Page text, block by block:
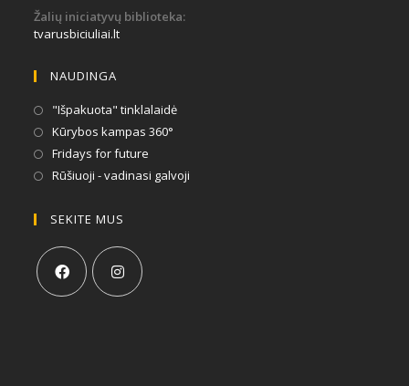
Žalių iniciatyvų biblioteka:
tvarusbiciuliai.lt
NAUDINGA
"Išpakuota" tinklalaidė
Kūrybos kampas 360°
Fridays for future
Rūšiuoji - vadinasi galvoji
SEKITE MUS